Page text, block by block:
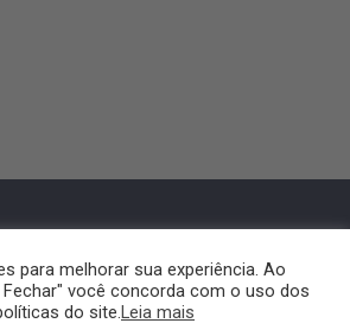
LTDA
para melhorar sua experiência. Ao
você concorda com o uso dos
do site.Leia mais